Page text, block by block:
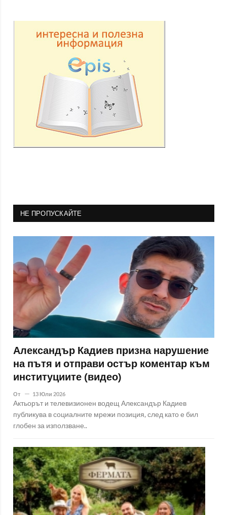
НЕ ПРОПУСКАЙТЕ
Александър Кадиев призна нарушение
на пътя и отправи остър коментар към
институциите (видео)
От 13 Юли 2026
Актьорът и телевизионен водещ Александър Кадиев
публикува в социалните мрежи позиция, след като е бил
глобен за използване..